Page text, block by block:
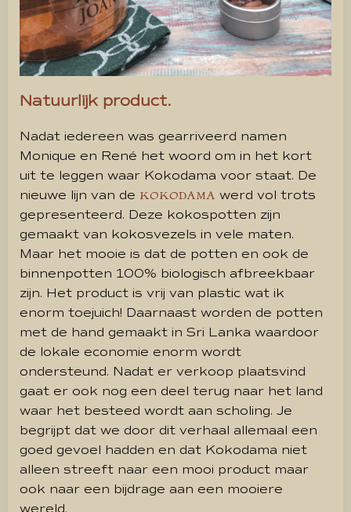
Natuurlijk product.
Nadat iedereen was gearriveerd namen
Monique en René het woord om in het kort
uit te leggen waar Kokodama voor staat. De
nieuwe lijn van de KOKODAMA werd vol trots
gepresenteerd. Deze kokospotten zijn
gemaakt van kokosvezels in vele maten.
Maar het mooie is dat de potten en ook de
binnenpotten 100% biologisch afbreekbaar
zijn. Het product is vrij van plastic wat ik
enorm toejuich! Daarnaast worden de potten
met de hand gemaakt in Sri Lanka waardoor
de lokale economie enorm wordt
ondersteund. Nadat er verkoop plaatsvind
gaat er ook nog een deel terug naar het land
waar het besteed wordt aan scholing. Je
begrijpt dat we door dit verhaal allemaal een
goed gevoel hadden en dat Kokodama niet
alleen streeft naar een mooi product maar
ook naar een bijdrage aan een mooiere